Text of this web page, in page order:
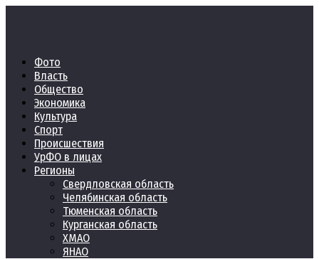
Фото
Власть
Общество
Экономика
Культура
Спорт
Происшествия
УрФО в лицах
Регионы
Свердловская область
Челябинская область
Тюменская область
Курганская область
ХМАО
ЯНАО